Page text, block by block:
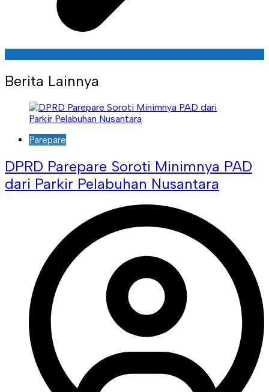
Berita Lainnya
Parepare
DPRD Parepare Soroti Minimnya PAD
dari Parkir Pelabuhan Nusantara